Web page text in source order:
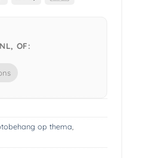
OF:
op thema